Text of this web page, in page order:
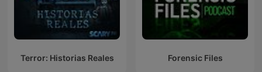
Terror: Historias Reales Forensic Files